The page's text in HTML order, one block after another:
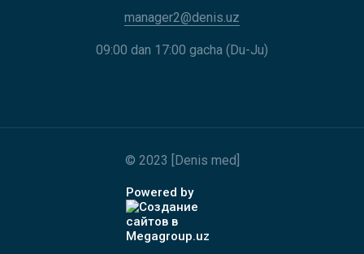
manager2@denis.uz
09:00 dan 17:00 gacha (Du-Ju)
© 2023 [Denis med]
Powered by